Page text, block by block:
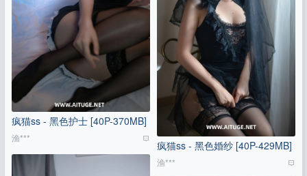
疯猫ss - 黑色护士 [40P-370MB]
渔***
疯猫ss - 黑色婚纱 [40P-429MB]
渔***